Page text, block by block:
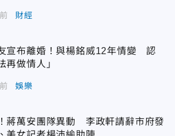
財經
宣布離婚！與楊銘威12年情變 認
再做情人」
娛樂
蔣萬安團隊異動 李政軒請辭市府發